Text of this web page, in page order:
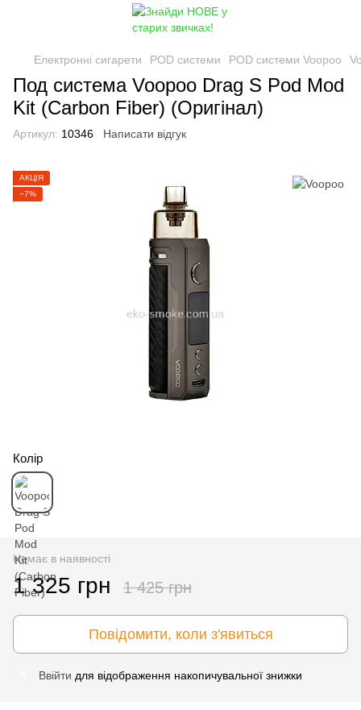
Електронні сигарети POD системи POD системи Voopoo
Под система Voopoo Drag S Pod Mod
Kit (Carbon Fiber) (Оригінал)
Артикул: 10346 Написати відгук
АКЦІЯ
−7%
Колір
Немає в наявності
1 325 грн 1 425 грн
Повідомити, коли з'явиться
Ввійти для відображення накопичувальної знижки